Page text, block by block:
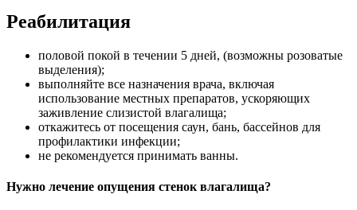
Реабилитация
половой покой в течении 5 дней, (возможны розоватые
выделения);
выполняйте все назначения врача, включая
использование местных препаратов, ускоряющих
заживление слизистой влагалища;
откажитесь от посещения саун, бань, бассейнов для
профилактики инфекции;
не рекомендуется принимать ванны.
Нужно лечение опущения стенок влагалища?